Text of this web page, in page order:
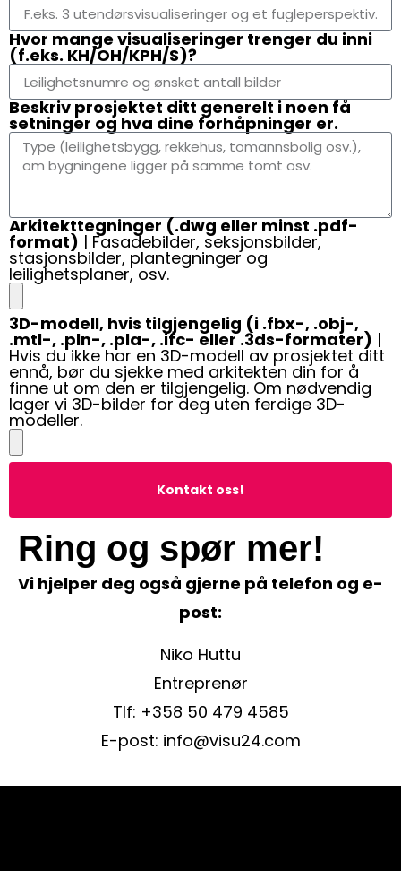
Hvor mange visualiseringer trenger du inni
(f.eks. KH/OH/KPH/S)?
Beskriv prosjektet ditt generelt i noen få
setninger og hva dine forhåpninger er.
Arkitekttegninger (.dwg eller minst .pdf-
format) | Fasadebilder, seksjonsbilder,
stasjonsbilder, plantegninger og
leilighetsplaner, osv.
3D-modell, hvis tilgjengelig (i .fbx-, .obj-,
.mtl-, .pln-, .pla-, .ifc- eller .3ds-formater) |
Hvis du ikke har en 3D-modell av prosjektet ditt
ennå, bør du sjekke med arkitekten din for å
finne ut om den er tilgjengelig. Om nødvendig
lager vi 3D-bilder for deg uten ferdige 3D-
modeller.
Kontakt oss!
Ring og spør mer!
Vi hjelper deg også gjerne på telefon og e-
post:
Niko Huttu
Entreprenør
Tlf: +358 50 479 4585
E-post: info@visu24.com